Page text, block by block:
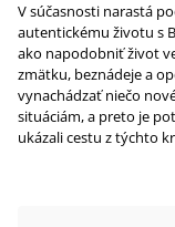
V súčasnosti narastá
autentickému životu s
ako napodobniť život
zmätku, beznádeje a
vynachádzať niečo
situáciám, a preto je
ukázali cestu z týchto